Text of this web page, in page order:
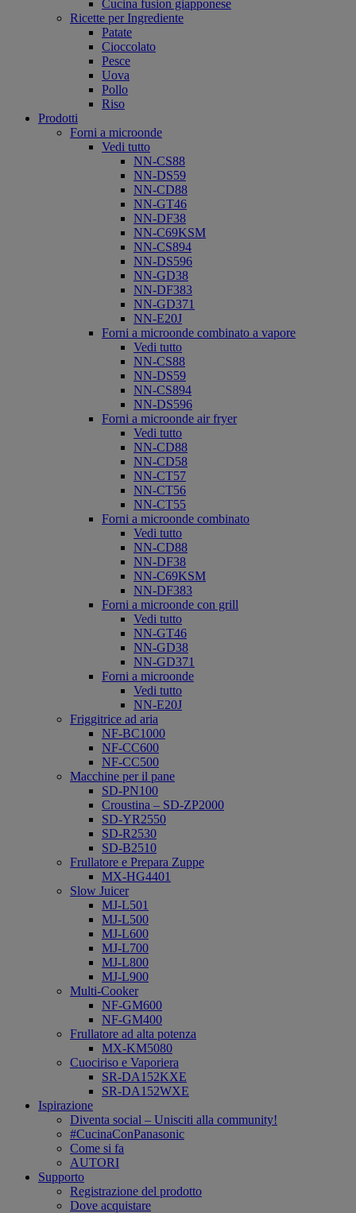
Cucina fusion giapponese
Ricette per Ingrediente
Patate
Cioccolato
Pesce
Uova
Pollo
Riso
Prodotti
Forni a microonde
Vedi tutto
NN-CS88
NN-DS59
NN-CD88
NN-GT46
NN-DF38
NN-C69KSM
NN-CS894
NN-DS596
NN-GD38
NN-DF383
NN-GD371
NN-E20J
Forni a microonde combinato a vapore
Vedi tutto
NN-CS88
NN-DS59
NN-CS894
NN-DS596
Forni a microonde air fryer
Vedi tutto
NN-CD88
NN-CD58
NN-CT57
NN-CT56
NN-CT55
Forni a microonde combinato
Vedi tutto
NN-CD88
NN-DF38
NN-C69KSM
NN-DF383
Forni a microonde con grill
Vedi tutto
NN-GT46
NN-GD38
NN-GD371
Forni a microonde
Vedi tutto
NN-E20J
Friggitrice ad aria
NF-BC1000
NF-CC600
NF-CC500
Macchine per il pane
SD-PN100
Croustina – SD-ZP2000
SD-YR2550
SD-R2530
SD-B2510
Frullatore e Prepara Zuppe
MX-HG4401
Slow Juicer
MJ-L501
MJ-L500
MJ-L600
MJ-L700
MJ-L800
MJ-L900
Multi-Cooker
NF-GM600
NF-GM400
Frullatore ad alta potenza
MX-KM5080
Cuociriso e Vaporiera
SR-DA152KXE
SR-DA152WXE
Ispirazione
Diventa social – Unisciti alla community!
#CucinaConPanasonic
Come si fa
AUTORI
Supporto
Registrazione del prodotto
Dove acquistare